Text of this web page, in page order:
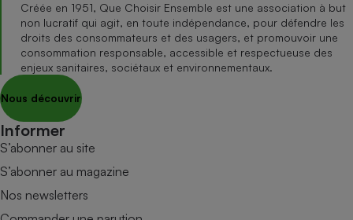
Créée en 1951, Que Choisir Ensemble est une association à but
non lucratif qui agit, en toute indépendance, pour défendre les
droits des consommateurs et des usagers, et promouvoir une
consommation responsable, accessible et respectueuse des
enjeux sanitaires, sociétaux et environnementaux.
Nous découvrir
Informer
S’abonner au site
S’abonner au magazine
Nos newsletters